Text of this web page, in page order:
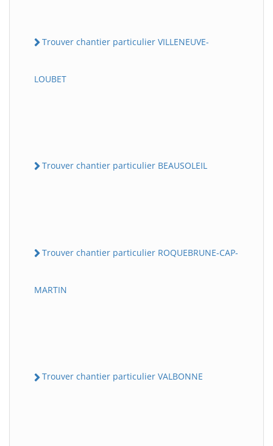
Trouver chantier particulier VILLENEUVE-
LOUBET
Trouver chantier particulier BEAUSOLEIL
Trouver chantier particulier ROQUEBRUNE-CAP-
MARTIN
Trouver chantier particulier VALBONNE